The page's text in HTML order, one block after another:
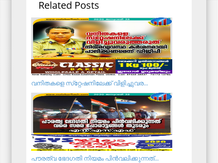
Related Posts
വനിതകളെ സ്‌റ്റേഷനിലേക്ക് വിളിച്ചുവര...
പൗരത്വ ഭേദഗതി നിയമം പിൻവലിക്കുന്നത്...